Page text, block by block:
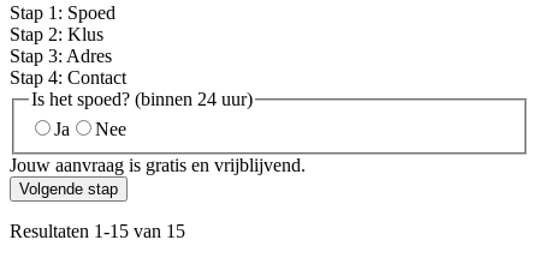
Stap 1 : Spoed
Stap 2: Klus
Stap 3: Adres
Stap 4: Contact
Is het spoed? (binnen 24 uur)
Ja
Nee
Jouw aanvraag is gratis en vrijblijvend.
Volgende stap
Resultaten 1-15 van 15